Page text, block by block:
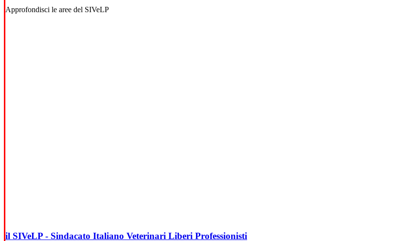
Approfondisci le aree del SIVeLP
il SIVeLP - Sindacato Italiano Veterinari Liberi Professionisti